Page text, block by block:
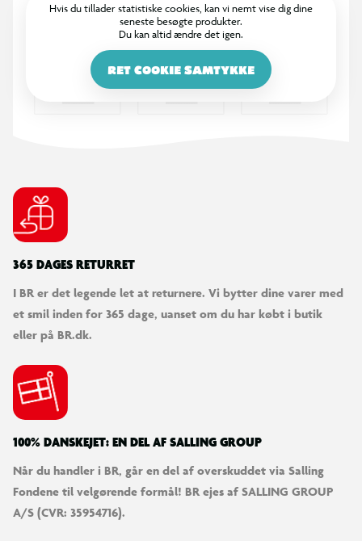
Hvis du tillader statistiske cookies, kan vi nemt vise dig dine
seneste besøgte produkter.
Du kan altid ændre det igen.
RET COOKIE SAMTYKKE
365 DAGES RETURRET
I BR er det legende let at returnere. Vi bytter dine varer med
et smil inden for 365 dage, uanset om du har købt i butik
eller på BR.dk.
100% DANSKEJET: EN DEL AF SALLING GROUP
Når du handler i BR, går en del af overskuddet via Salling
Fondene til velgørende formål! BR ejes af SALLING GROUP
A/S (CVR: 35954716).